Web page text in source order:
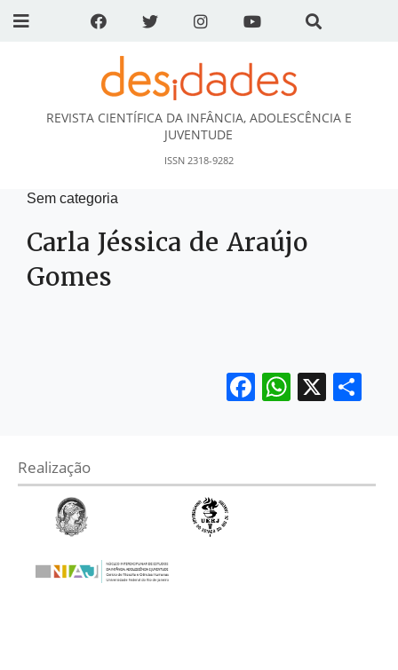
DESidades
REVISTA CIENTÍFICA DA INFÂNCIA, ADOLESCÊNCIA E
JUVENTUDE
ISSN 2318-9282
Sem categoria
Carla Jéssica de Araújo
Gomes
Facebook
X
Realização